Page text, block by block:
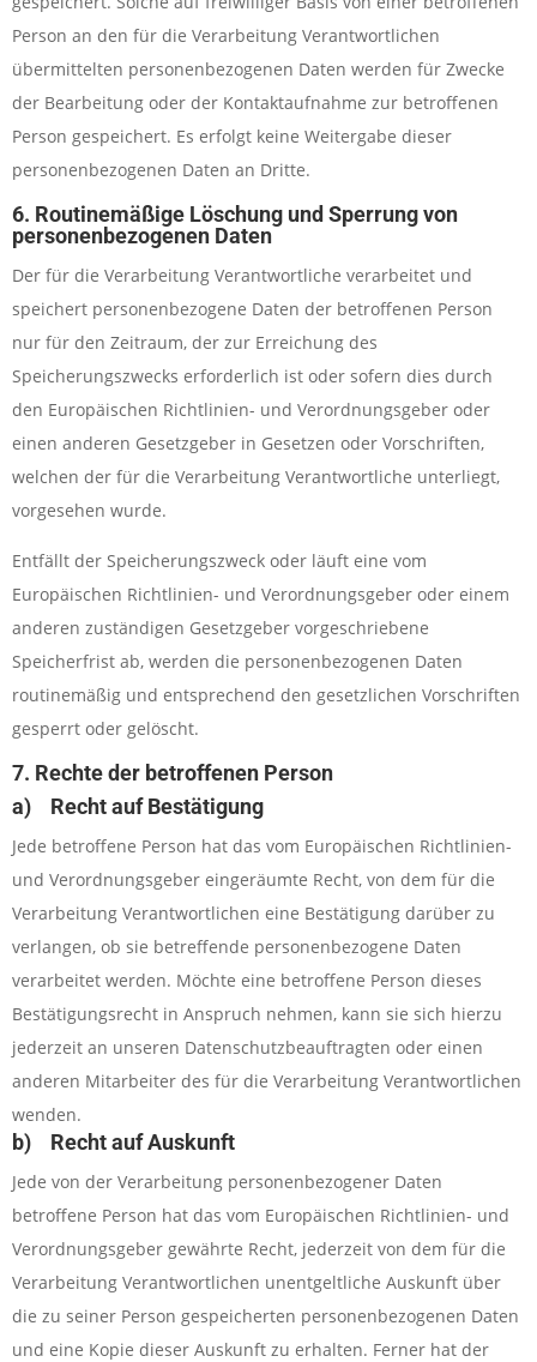
Person an den für die Verarbeitung Verantwortlichen
übermittelten personenbezogenen Daten werden für Zwecke
der Bearbeitung oder der Kontaktaufnahme zur betroffenen
Person gespeichert. Es erfolgt keine Weitergabe dieser
personenbezogenen Daten an Dritte.
6. Routinemäßige Löschung und Sperrung von
personenbezogenen Daten
Der für die Verarbeitung Verantwortliche verarbeitet und
speichert personenbezogene Daten der betroffenen Person
nur für den Zeitraum, der zur Erreichung des
Speicherungszwecks erforderlich ist oder sofern dies durch
den Europäischen Richtlinien- und Verordnungsgeber oder
einen anderen Gesetzgeber in Gesetzen oder Vorschriften,
welchen der für die Verarbeitung Verantwortliche unterliegt,
vorgesehen wurde.
Entfällt der Speicherungszweck oder läuft eine vom
Europäischen Richtlinien- und Verordnungsgeber oder einem
anderen zuständigen Gesetzgeber vorgeschriebene
Speicherfrist ab, werden die personenbezogenen Daten
routinemäßig und entsprechend den gesetzlichen Vorschriften
gesperrt oder gelöscht.
7. Rechte der betroffenen Person
a) Recht auf Bestätigung
Jede betroffene Person hat das vom Europäischen Richtlinien-
und Verordnungsgeber eingeräumte Recht, von dem für die
Verarbeitung Verantwortlichen eine Bestätigung darüber zu
verlangen, ob sie betreffende personenbezogene Daten
verarbeitet werden. Möchte eine betroffene Person dieses
Bestätigungsrecht in Anspruch nehmen, kann sie sich hierzu
jederzeit an unseren Datenschutzbeauftragten oder einen
anderen Mitarbeiter des für die Verarbeitung Verantwortlichen
wenden.
b) Recht auf Auskunft
Jede von der Verarbeitung personenbezogener Daten
betroffene Person hat das vom Europäischen Richtlinien- und
Verordnungsgeber gewährte Recht, jederzeit von dem für die
Verarbeitung Verantwortlichen unentgeltliche Auskunft über
die zu seiner Person gespeicherten personenbezogenen Daten
und eine Kopie dieser Auskunft zu erhalten. Ferner hat der